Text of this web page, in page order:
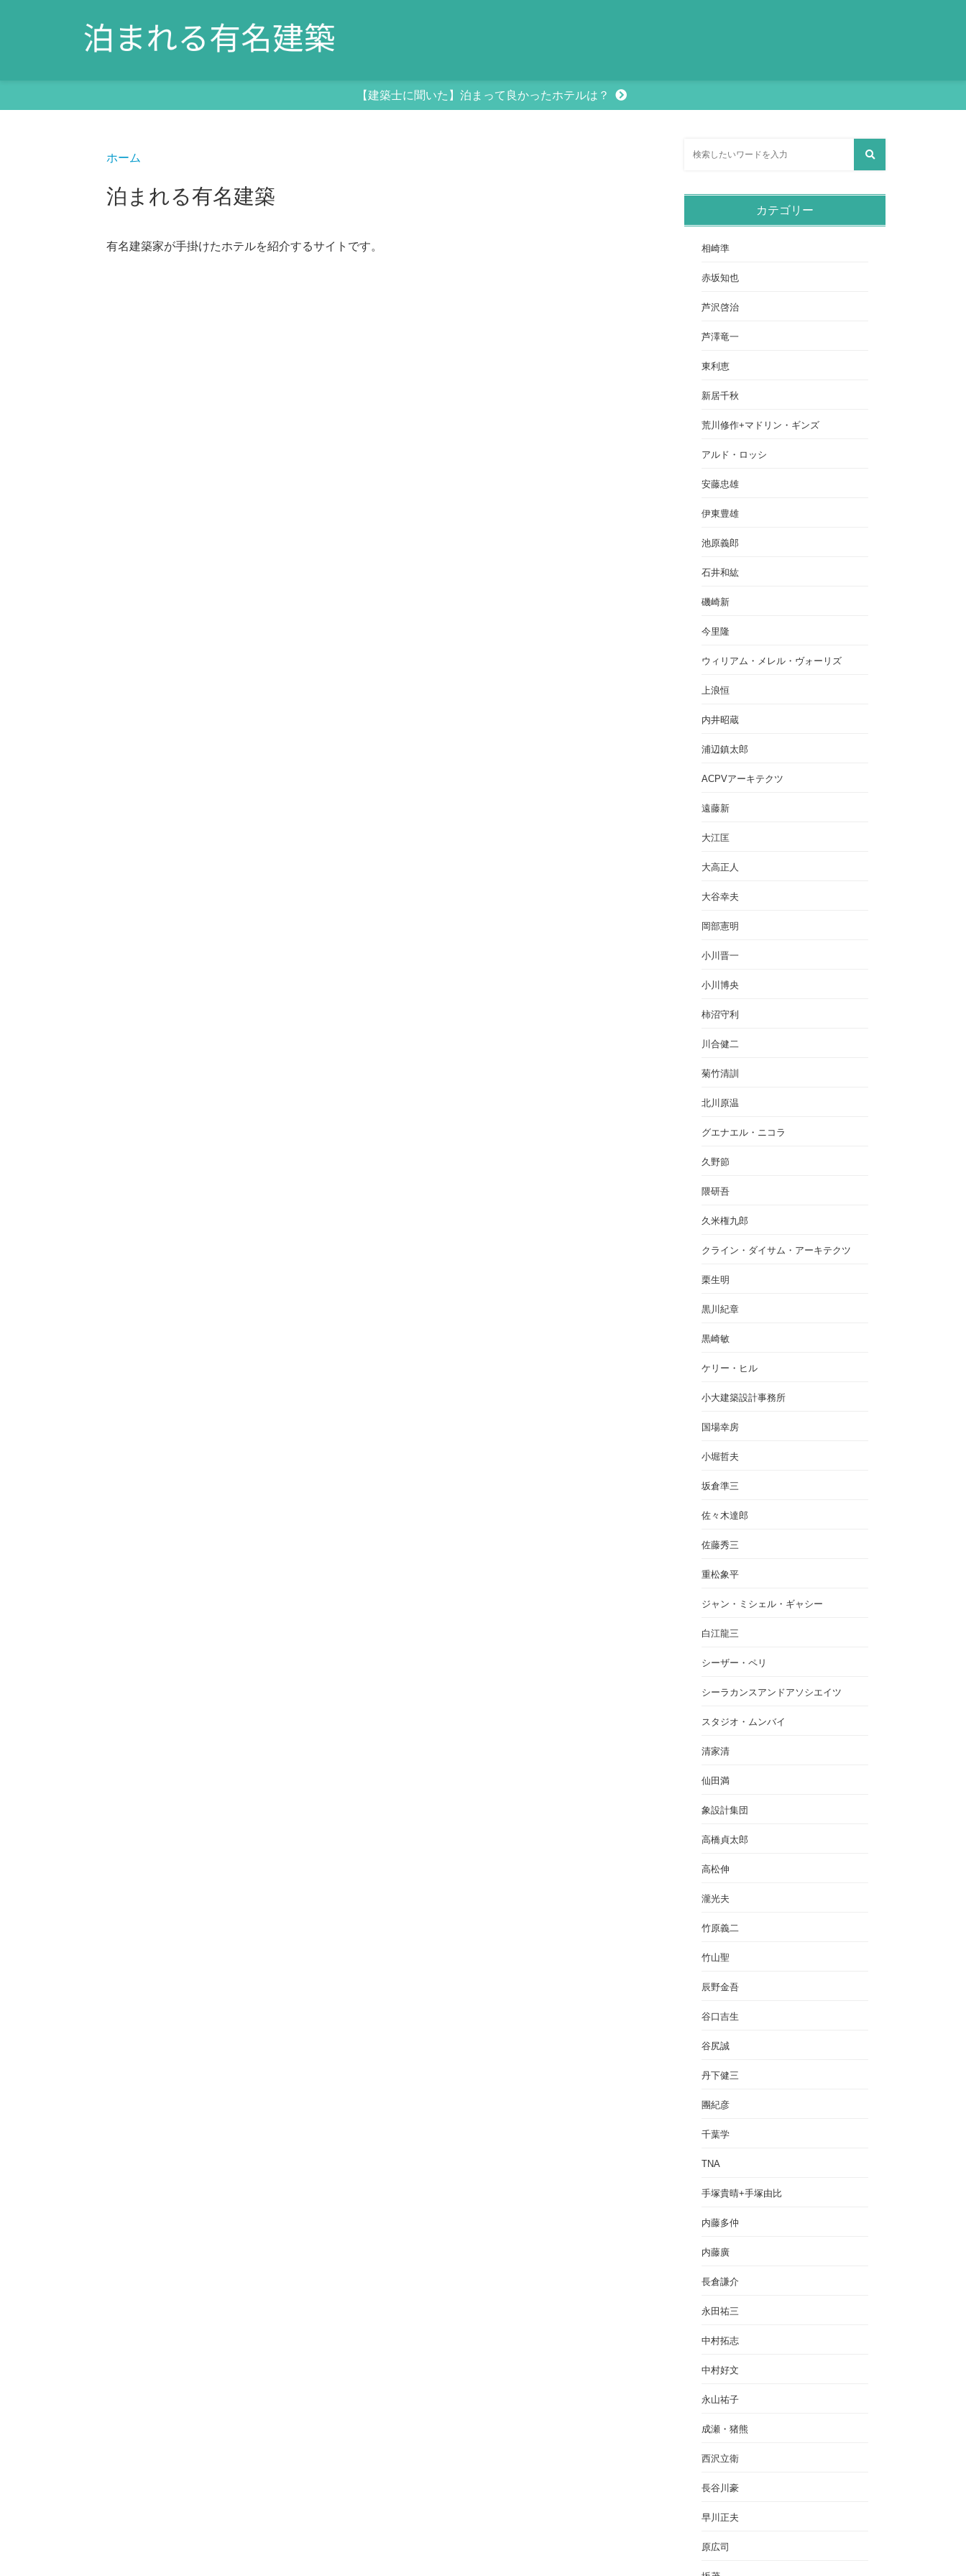
【建築士に聞いた】泊まって良かったホテルは？
ホーム
泊まれる有名建築
有名建築家が手掛けたホテルを紹介するサイトです。
カテゴリー
相崎準
赤坂知也
芦沢啓治
芦澤竜一
東利恵
新居千秋
荒川修作+マドリン・ギンズ
アルド・ロッシ
安藤忠雄
伊東豊雄
池原義郎
石井和紘
磯崎新
今里隆
ウィリアム・メレル・ヴォーリズ
上浪恒
内井昭蔵
浦辺鎮太郎
ACPVアーキテクツ
遠藤新
大江匡
大高正人
大谷幸夫
岡部憲明
小川晋一
小川博央
柿沼守利
川合健二
菊竹清訓
北川原温
グエナエル・ニコラ
久野節
隈研吾
久米権九郎
クライン・ダイサム・アーキテクツ
栗生明
黒川紀章
黒崎敏
ケリー・ヒル
小大建築設計事務所
国場幸房
小堀哲夫
坂倉準三
佐々木達郎
佐藤秀三
重松象平
ジャン・ミシェル・ギャシー
白江龍三
シーザー・ペリ
シーラカンスアンドアソシエイツ
スタジオ・ムンバイ
清家清
仙田満
象設計集団
高橋貞太郎
高松伸
瀧光夫
竹原義二
竹山聖
辰野金吾
谷口吉生
谷尻誠
丹下健三
團紀彦
千葉学
TNA
手塚貴晴+手塚由比
内藤多仲
内藤廣
長倉謙介
永田祐三
中村拓志
中村好文
永山祐子
成瀬・猪熊
西沢立衛
長谷川豪
早川正夫
原広司